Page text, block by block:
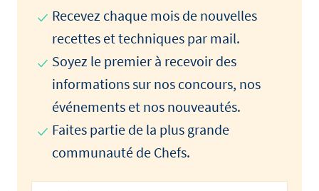
Recevez chaque mois de nouvelles
recettes et techniques par mail.
Soyez le premier à recevoir des
informations sur nos concours, nos
événements et nos nouveautés.
Faites partie de la plus grande
communauté de Chefs.